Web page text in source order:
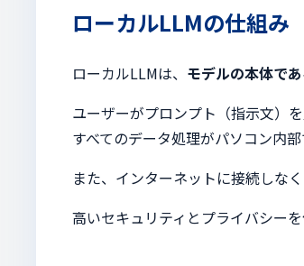
ローカルLLMの仕組み
ローカルLLMは、 モデルの本体で
ユーザーがプロンプト（指示文）
すべてのデータ処理がパソコン内
また、インターネットに接続しな
高いセキュリティとプライバシー